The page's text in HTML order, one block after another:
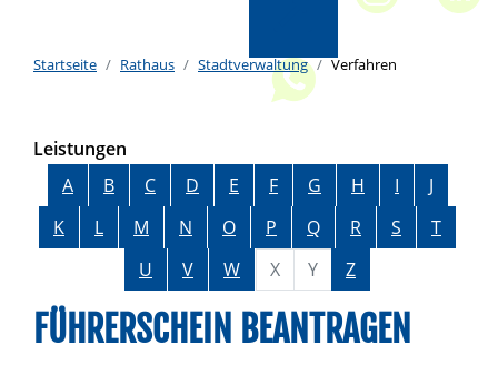
Startseite Rathaus Stadtverwaltung Verfahren
Leistungen
Alphabetisches Register überspringen
A B C D E F G H I
J
K
L M N O P Q R S
T
U
V W X Y Z
FÜHRERSCHEIN BEANTRAGEN